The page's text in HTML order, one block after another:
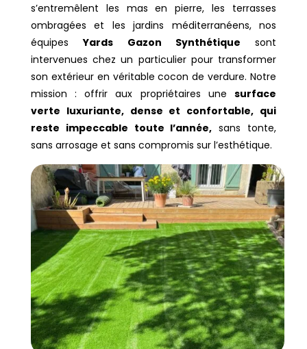
s’entremêlent les mas en pierre, les terrasses
ombragées et les jardins méditerranéens, nos
équipesYards Gazon Synthétique sont
intervenues chez un particulier pour transformer
son extérieur en véritable cocon de verdure. Notre
mission : offrir aux propriétaires unesurface
verte luxuriante, dense et confortable, qui
reste impeccable toute l’année, sans tonte,
sans arrosage et sans compromis sur l’esthétique.